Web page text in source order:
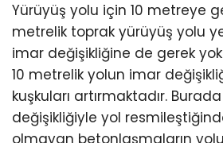
Yürüyüş yolu için 10 metreye
metrelik toprak yürüyüş yolu
imar değişikliğine de gerek
10 metrelik yolun imar
kuşkuları artırmaktadır.
değişikliğiyle yol
olmayan betonlaşmaların yolu